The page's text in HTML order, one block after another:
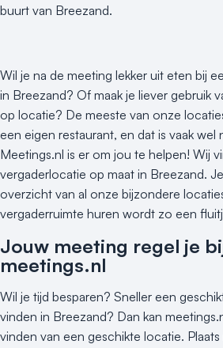
buurt van Breezand.
Wil je na de meeting lekker uit eten bij
in Breezand? Of maak je liever gebruik
op locatie? De meeste van onze
een eigen restaurant, en dat is vaak wel
Meetings.nl is er om jou te helpen! Wij
vergaderlocatie op maat in Breezand.
overzicht van al onze bijzondere
vergaderruimte huren wordt zo een
Jouw meeting regel je
meetings.nl
Wil je tijd besparen? Sneller een
vinden in Breezand? Dan kan
vinden van een geschikte locatie.